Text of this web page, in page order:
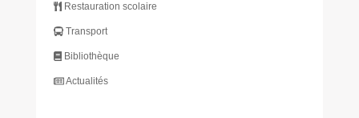
Restauration scolaire
Transport
Bibliothèque
Actualités